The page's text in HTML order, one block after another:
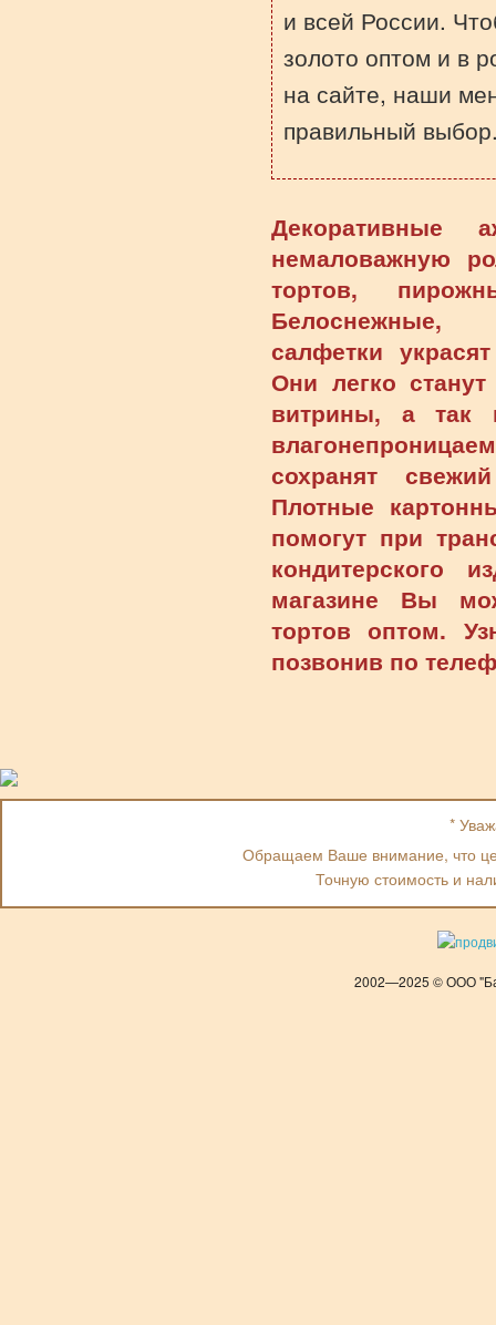
и всей России.
золото оптом и в
на сайте, наши
правильный
Декоративные
немаловажную
тортов,
салфетки
Они легко
витрины, а так
сохранят
Плотные
помогут при
кондитерского
магазине Вы
тортов оптом.
позвонив по
*
Обращаем Ваше внимание, что
Точную стоимость и
2002—2025 © ООО